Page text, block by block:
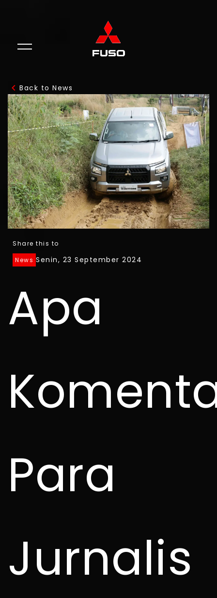
Back to News
Share this to
News Senin, 23 September 2024
Apa
Para
Jurnalis